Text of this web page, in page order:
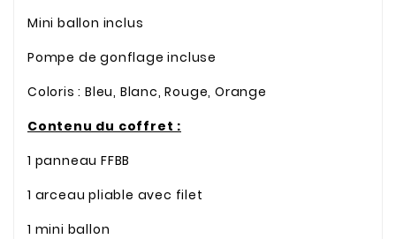
Mini ballon inclus
Pompe de gonflage incluse
Coloris : Bleu, Blanc, Rouge, Orange
Contenu du coffret :
1 panneau FFBB
1 arceau pliable avec filet
1 mini ballon